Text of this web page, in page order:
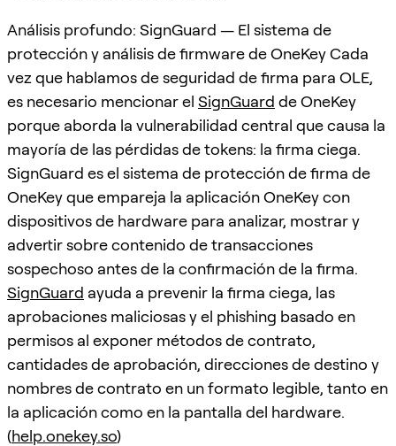
Análisis profundo: SignGuard — El sistema de
protección y análisis de firmware de OneKey Cada
vez que hablamos de seguridad de firma para OLE,
es necesario mencionar el SignGuard de OneKey
porque aborda la vulnerabilidad central que causa la
mayoría de las pérdidas de tokens: la firma ciega.
SignGuard es el sistema de protección de firma de
OneKey que empareja la aplicación OneKey con
dispositivos de hardware para analizar, mostrar y
advertir sobre contenido de transacciones
sospechoso antes de la confirmación de la firma.
SignGuard ayuda a prevenir la firma ciega, las
aprobaciones maliciosas y el phishing basado en
permisos al exponer métodos de contrato,
cantidades de aprobación, direcciones de destino y
nombres de contrato en un formato legible, tanto en
la aplicación como en la pantalla del hardware.
(help.onekey.so)